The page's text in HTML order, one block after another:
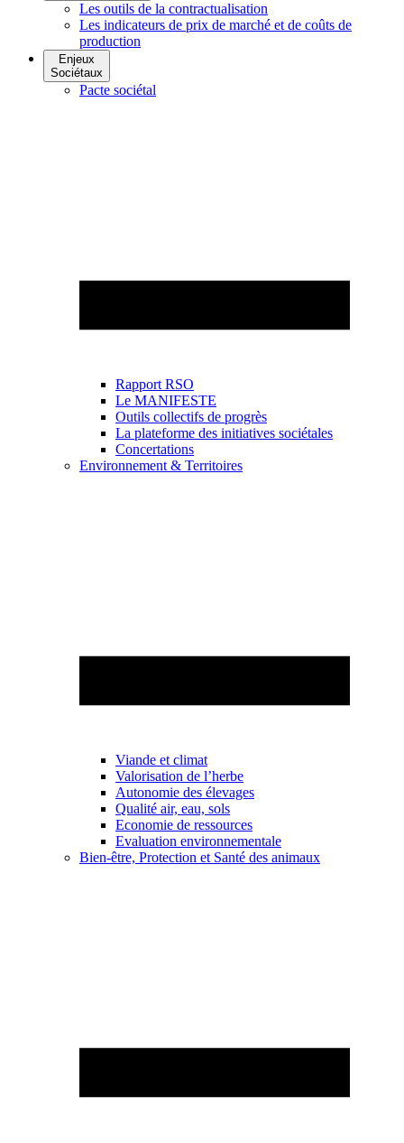
Les outils de la contractualisation
Les indicateurs de prix de marché et de coûts de
production
Enjeux
Sociétaux
Pacte sociétal
Rapport RSO
Le MANIFESTE
Outils collectifs de progrès
La plateforme des initiatives sociétales
Concertations
Environnement & Territoires
Viande et climat
Valorisation de l’herbe
Autonomie des élevages
Qualité air, eau, sols
Economie de ressources
Evaluation environnementale
Bien-être, Protection et Santé des animaux